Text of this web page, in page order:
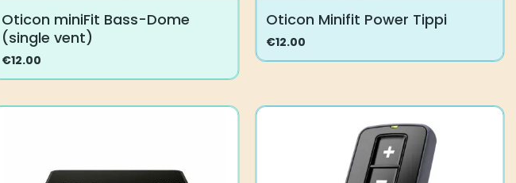
Oticon miniFit Bass-Dome
(single vent)
€12.00
on
Oticon Minifit Power Tippi
€12.00
useampi